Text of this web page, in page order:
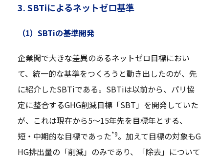
3. SBTiによるネットゼロ基準
（1）SBTiの基準開発
企業間で大きな差異のあるネットゼロ目標におい
て、統一的な基準をつくろうと動き出したのが、先
に紹介したSBTiである。SBTiは以前から、パリ協
定に整合するGHG削減目標「SBT」を開発していた
が、これは現在から5～15年先を目標年とする、
短・中期的な目標であった*9。加えて目標の対象もG
HG排出量の「削減」のみであり、「除去」について